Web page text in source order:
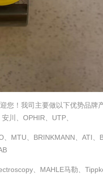
您！我司主要做以下优势品牌
川、OPHIR、UTP、
MTU、BRINKMANN、ATI
、MAHLE马勒、